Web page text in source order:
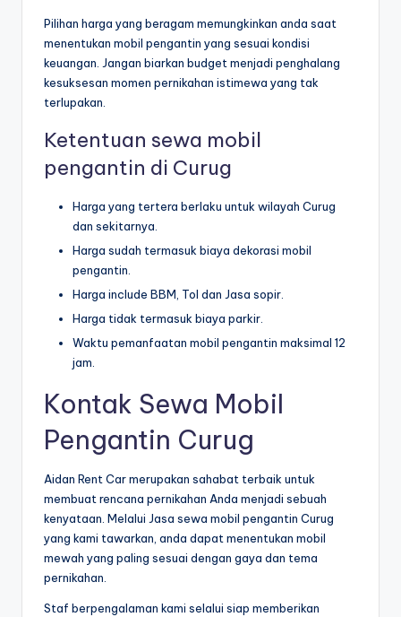
Pilihan harga yang beragam memungkinkan anda saat
menentukan mobil pengantin yang sesuai kondisi
keuangan. Jangan biarkan budget menjadi penghalang
kesuksesan momen pernikahan istimewa yang tak
terlupakan.
Ketentuan sewa mobil
pengantin di Curug
Harga yang tertera berlaku untuk wilayah Curug
dan sekitarnya.
Harga sudah termasuk biaya dekorasi mobil
pengantin.
Harga include BBM, Tol dan Jasa sopir.
Harga tidak termasuk biaya parkir.
Waktu pemanfaatan mobil pengantin maksimal 12
jam.
Kontak Sewa Mobil
Pengantin Curug
Aidan Rent Car merupakan sahabat terbaik untuk
membuat rencana pernikahan Anda menjadi sebuah
kenyataan. Melalui Jasa sewa mobil pengantin Curug
yang kami tawarkan, anda dapat menentukan mobil
mewah yang paling sesuai dengan gaya dan tema
pernikahan.
Staf berpengalaman kami selalui siap memberikan